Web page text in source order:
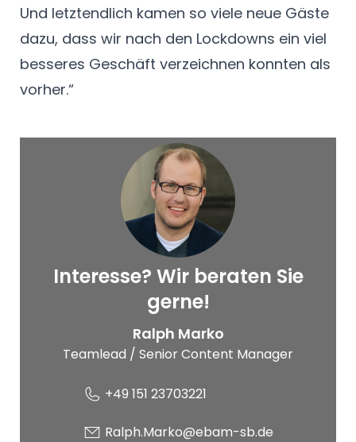
Und letztendlich kamen so viele neue Gäste
dazu, dass wir nach den Lockdowns ein viel
besseres Geschäft verzeichnen konnten als
vorher.“
© Service-Bund
Interesse? Wir beraten Sie
gerne!
Ralph Marko
Teamlead / Senior Content Manager
+49 151 23703221
Ralph.Marko@ebam-sb.de